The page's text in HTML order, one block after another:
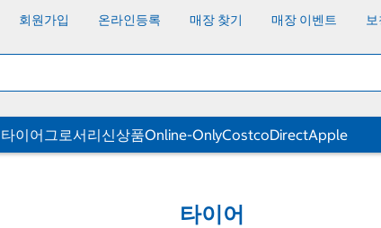
회원가입 온라인등록 매장 찾기 매장 이벤트
타이어그로서리신상품Online-OnlyCostcoDirectApple
타이어